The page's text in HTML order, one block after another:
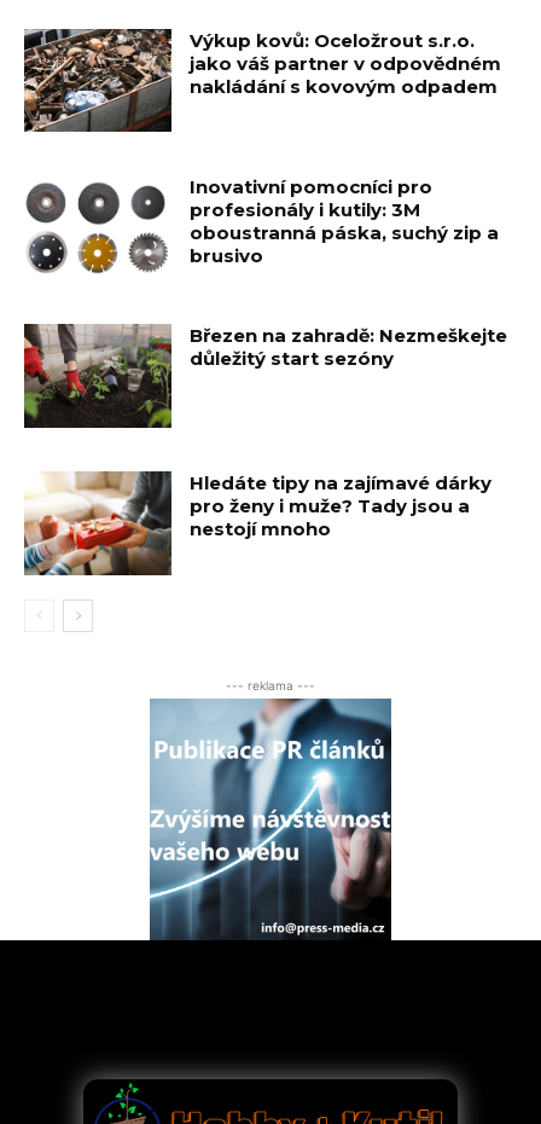
Výkup kovů: Oceložrout s.r.o.
jako váš partner v odpovědném
nakládání s kovovým odpadem
Inovativní pomocníci pro
profesionály i kutily: 3M
oboustranná páska, suchý zip a
brusivo
Březen na zahradě: Nezmeškejte
důležitý start sezóny
Hledáte tipy na zajímavé dárky
pro ženy i muže? Tady jsou a
nestojí mnoho
--- reklama ---